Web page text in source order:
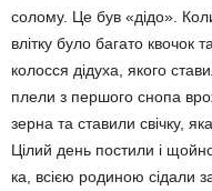
солому. Це був «дідо».
влітку було бага­то квочок
колосся дідуха, якого
плели з першого снопа
зерна та ставили свічку,
Цілий день постили і
ка, всією родиною сідали